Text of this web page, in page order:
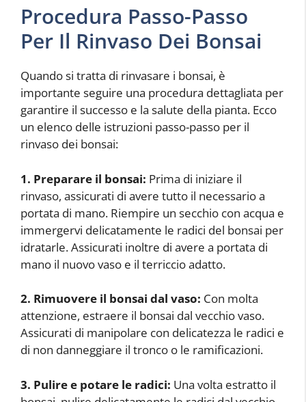
Procedura Passo-Passo
Per Il Rinvaso Dei Bonsai
Quando si tratta di rinvasare i bonsai, è
importante seguire una procedura dettagliata per
garantire il successo e la salute della pianta. Ecco
un elenco delle istruzioni passo-passo per il
rinvaso dei bonsai:
1. Preparare il bonsai: Prima di iniziare il
rinvaso, assicurati di avere tutto il necessario a
portata di mano. Riempire un secchio con acqua e
immergervi delicatamente le radici del bonsai per
idratarle. Assicurati inoltre di avere a portata di
mano il nuovo vaso e il terriccio adatto.
2. Rimuovere il bonsai dal vaso: Con molta
attenzione, estraere il bonsai dal vecchio vaso.
Assicurati di manipolare con delicatezza le radici e
di non danneggiare il tronco o le ramificazioni.
3. Pulire e potare le radici: Una volta estratto il